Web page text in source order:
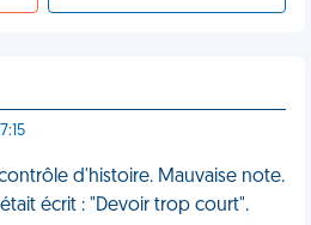
d'histoire. Mauvaise note.
écrit : "Devoir trop court".